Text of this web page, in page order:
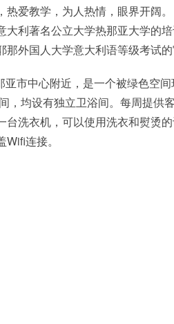
爱教学，为人热情，眼界开阔。
利著名公立大学热那亚大学的
外国人大学意大利语等级考试
市中心附近，是一个被绿色空
，均设有独立卫浴间。每周提供
洗衣机，可以使用洗衣和熨烫
连接。